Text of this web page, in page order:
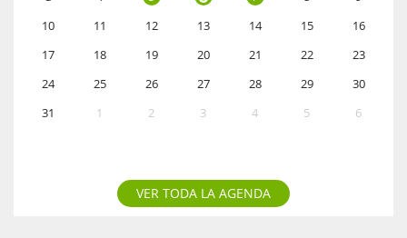
10
11 12 13 14 15
16
17
18 19 20 21 22
23
24
25 26 27 28 29
30
31
1 2 3 4 5 6
VER TODA LA AGENDA